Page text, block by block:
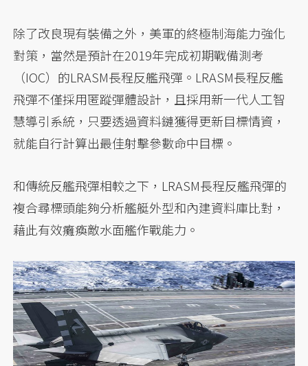
除了改良現有裝備之外，美軍的終極制海能力強化
對策，當然是預計在2019年完成初期戰備測考
（IOC）的LRASM長程反艦飛彈。LRASM長程反艦
飛彈不僅採用匿蹤彈體設計，且採用新一代人工智
慧導引系統，只要透過資料鏈獲得更新目標情資，
就能自行計算出最佳射擊參數命中目標。
和傳統反艦飛彈相較之下，LRASM長程反艦飛彈的
複合尋標頭能夠分析艦艇外型和內建資料庫比對，
藉此有效癱瘓敵水面艦作戰能力。